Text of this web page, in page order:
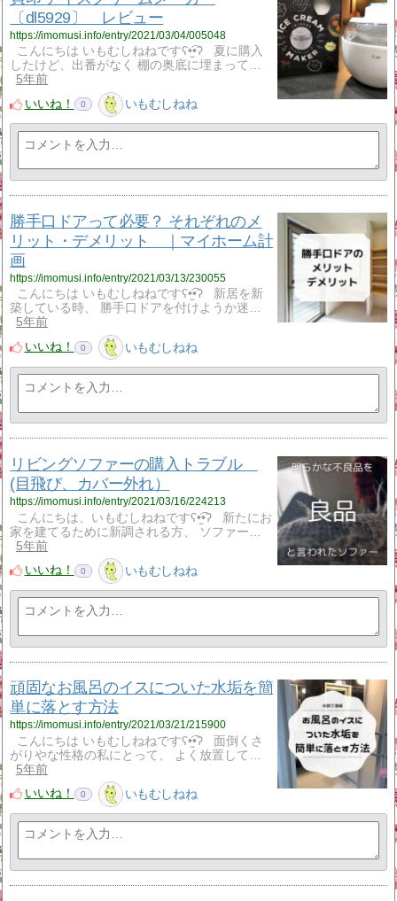
〔dl5929〕 レビュー
https://imomusi.info/entry/2021/03/04/005048
こんにちは いもむしねねですʕ•̫͡•ʔ 夏に購入
したけど、出番がなく 棚の奥底に埋まって…
5年前
いいね！
0 いもむしねね
勝手口ドアって必要？ それぞれのメ
リット・デメリット ｜マイホーム計
画
https://imomusi.info/entry/2021/03/13/230055
こんにちは いもむしねねですʕ•̫͡•ʔ 新居を新
築している時、 勝手口ドアを付けようか迷…
5年前
いいね！
0 いもむしねね
リビングソファーの購入トラブル
(目飛び、カバー外れ）
https://imomusi.info/entry/2021/03/16/224213
こんにちは、いもむしねねですʕ•̫͡•ʔ 新たにお
家を建てるために新調される方、 ソファー…
5年前
いいね！
0 いもむしねね
頑固なお風呂のイスについた水垢を簡
単に落とす方法
https://imomusi.info/entry/2021/03/21/215900
こんにちは いもむしねねですʕ•̫͡•ʔ 面倒くさ
がりやな性格の私にとって、 よく放置して…
5年前
いいね！
0 いもむしねね